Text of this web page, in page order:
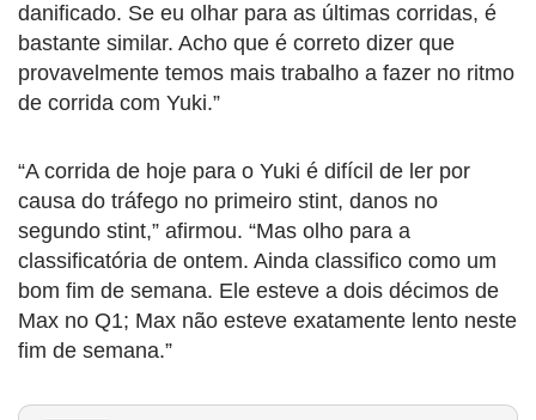
danificado. Se eu olhar para as últimas corridas, é
bastante similar. Acho que é correto dizer que
provavelmente temos mais trabalho a fazer no ritmo
de corrida com Yuki.”
“A corrida de hoje para o Yuki é difícil de ler por
causa do tráfego no primeiro stint, danos no
segundo stint,” afirmou. “Mas olho para a
classificatória de ontem. Ainda classifico como um
bom fim de semana. Ele esteve a dois décimos de
Max no Q1; Max não esteve exatamente lento neste
fim de semana.”